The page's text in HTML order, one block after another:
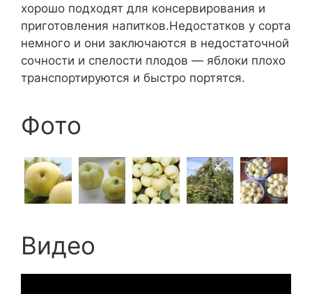
хорошо подходят для консервирования и
приготовления напитков.Недостатков у сорта
немного и они заключаются в недостаточной
сочности и спелости плодов — яблоки плохо
транспортируются и быстро портятся.
Фото
Видео